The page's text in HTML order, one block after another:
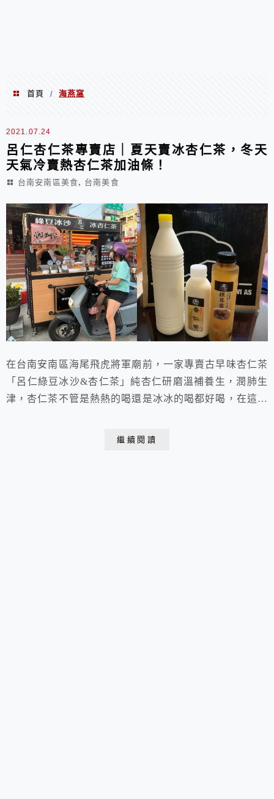
首頁 / 海燕窩
海燕窩
2021.07.24
呂仁杏仁茶專賣店｜夏天賣冰杏仁茶，冬天
天氣冷賣熱杏仁茶加油條！
台南安南區美食, 台南美食
在台南安南區海尾飛虎將軍廟前，一家專賣古早味杏仁茶
「呂仁綠豆冰沙&杏仁茶」純杏仁研磨溫補養生，潤肺生
津，杏仁茶不管是熱熱的喝還是冰冰的喝都好喝，在這炎
繼續閱讀